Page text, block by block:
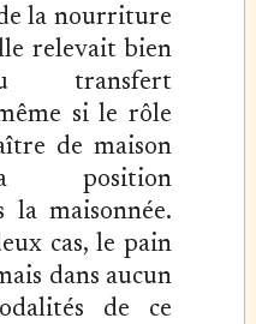
la nourriture
relevait bien
transfert
si le rôle
de maison
position
la maisonnée.
cas, le pain
dans aucun
de ce